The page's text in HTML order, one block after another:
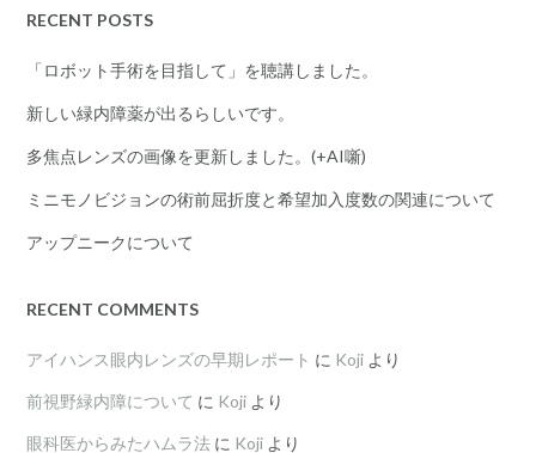
RECENT POSTS
「ロボット手術を目指して」を聴講しました。
新しい緑内障薬が出るらしいです。
多焦点レンズの画像を更新しました。(+AI噺)
ミニモノビジョンの術前屈折度と希望加入度数の関連について
アップニークについて
RECENT COMMENTS
アイハンス眼内レンズの早期レポート に Koji より
前視野緑内障について に Koji より
眼科医からみたハムラ法 に Koji より